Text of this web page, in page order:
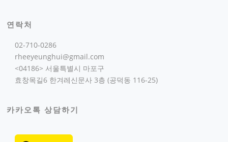
연락처
02-710-0286
rheeyeunghui@gmail.com
<04186> 서울특별시 마포구
효창목길6 한겨레신문사 3층 (공덕동 116-25)
카카오톡 상담하기